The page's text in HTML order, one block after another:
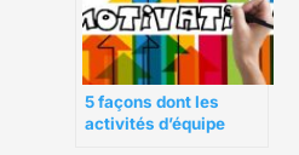
5 façons dont les
activités d’équipe